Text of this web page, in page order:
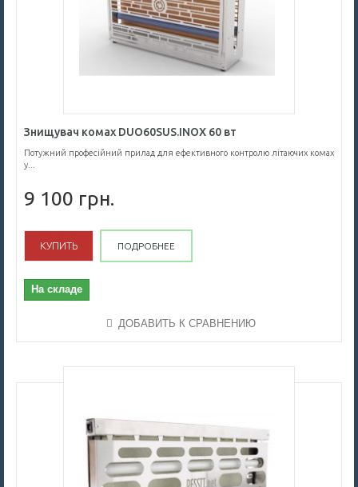
Знищувач комах DUO60SUS.INOX 60 вт
Потужний професійний прилад для ефективного контролю літаючих комах
у...
9 100 грн.
КУПИТЬ ПОДРОБНЕЕ
На складе
ДОБАВИТЬ К СРАВНЕНИЮ